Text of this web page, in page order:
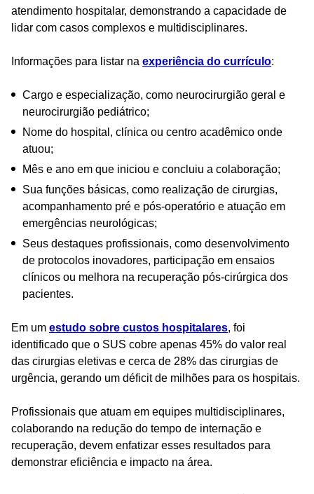
atendimento hospitalar, demonstrando a capacidade de
lidar com casos complexos e multidisciplinares.
Informações para listar na experiência do currículo:
Cargo e especialização, como neurocirurgião geral e
neurocirurgião pediátrico;
Nome do hospital, clínica ou centro acadêmico onde
atuou;
Mês e ano em que iniciou e concluiu a colaboração;
Sua funções básicas, como realização de cirurgias,
acompanhamento pré e pós-operatório e atuação em
emergências neurológicas;
Seus destaques profissionais, como desenvolvimento
de protocolos inovadores, participação em ensaios
clínicos ou melhora na recuperação pós-cirúrgica dos
pacientes.
Em um estudo sobre custos hospitalares, foi
identificado que o SUS cobre apenas 45% do valor real
das cirurgias eletivas e cerca de 28% das cirurgias de
urgência, gerando um déficit de milhões para os hospitais​.
Profissionais que atuam em equipes multidisciplinares,
colaborando na redução do tempo de internação e
recuperação, devem enfatizar esses resultados para
demonstrar eficiência e impacto na área.